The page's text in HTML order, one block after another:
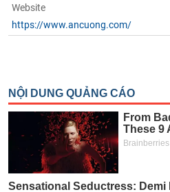
Website
https://www.ancuong.com/